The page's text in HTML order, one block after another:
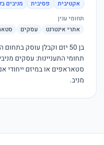
אקטיבית
פסיבית מניבים
תחומי ענין
אתרי אינטרנט
עסקים
מניב.